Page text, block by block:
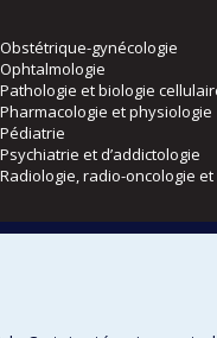
Obstétrique-gynécologie
Ophtalmologie
Pathologie et biologie
Pharmacologie et physiologie
Pédiatrie
Psychiatrie et d’addictologie
Radiologie, radio-oncologie